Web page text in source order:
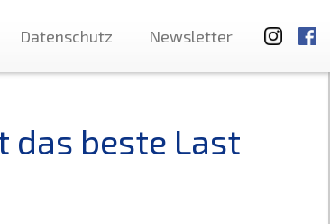
Datenschutz Newsletter
das beste Last